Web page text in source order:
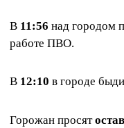
В 11:56 над городом
работе ПВО.
В 12:10 в городе
Горожан просят